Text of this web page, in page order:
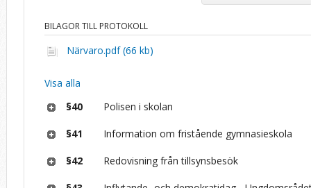
BILAGOR TILL PROTOKOLL
Närvaro.pdf (66 kb)
Visa alla
§40
Polisen i skolan
§41 Information om fristående gymnasieskola
§42 Redovisning från tillsynsbesök